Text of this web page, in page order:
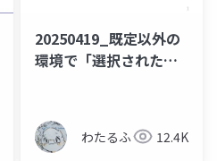
20250419_既定以外の
環境で「選択されたメ
実現する方法
わたるふ 12.4K